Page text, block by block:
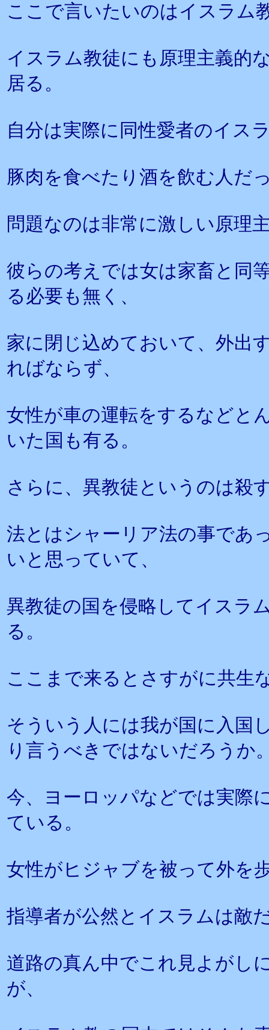
ここで言いたいのはイスラム
イスラム教徒にも原理主義的
居る。
自分は実際に同性愛者のイス
豚肉を食べたり酒を飲む人だ
問題なのは非常に激しい原理
彼らの考えでは女は家畜と同
る必要も無く、
家に閉じ込めておいて、外出
ればならず、
女性が車の運転をするなどと
いた国も有る。
さらに、異教徒というのは殺
法とはシャーリア法の事であ
いと思っていて、
異教徒の国を侵略してイスラ
る。
ここまで来るとさすがに共生
そういう人には我が国に入国
り言うべきではないだろうか
今、ヨーロッパなどでは実際
ている。
女性がヒジャブを被って外を
指導者が公然とイスラムは敵
道路の真ん中でこれ見よがし
が、